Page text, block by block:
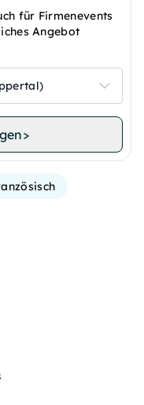
für Firmenevents
Angebot
>